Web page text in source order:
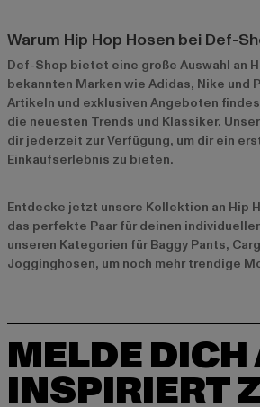
Warum Hip Hop Hosen bei Def-
Def-Shop bietet eine große Auswahl an
bekannten Marken wie Adidas, Nike und
Artikeln und exklusiven Angeboten
die neuesten Trends und Klassiker.
dir jederzeit zur Verfügung, um dir ein
Einkaufserlebnis zu bieten.
Entdecke jetzt unsere Kollektion an Hip
das perfekte Paar für deinen
unseren Kategorien für Baggy Pants,
Jogginghosen, um noch mehr trendige
MELDE DICH
INSPIRIERT